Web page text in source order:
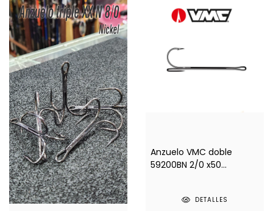
Anzuelo VMC doble
59200BN 2/0 x50
DETALLES